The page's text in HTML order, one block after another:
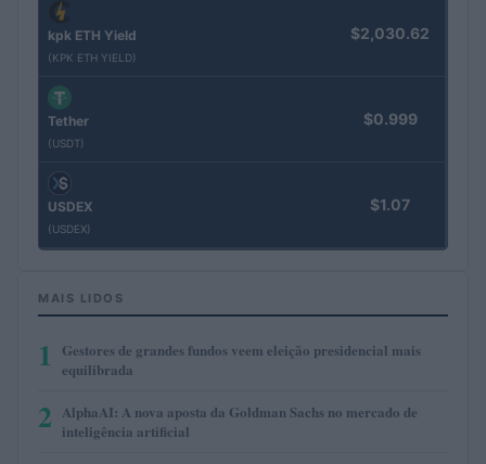
kpk ETH Yield
(KPK ETH YIELD)
$2,030.62
Tether
(USDT)
$0.999
USDEX
(USDEX)
$1.07
MAIS LIDOS
1
Gestores de grandes fundos veem eleição presidencial mais
equilibrada
2 AlphaAI: A nova aposta da Goldman Sachs no mercado de
inteligência artificial